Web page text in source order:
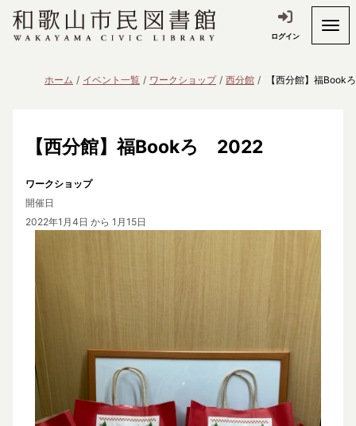
ログイン
ホーム イベント一覧 ワークショップ 西分館 【西分館】福
【西分館】福Bookろ 2022
ワークショップ
開催日
2022年1月4日 から 1月15日